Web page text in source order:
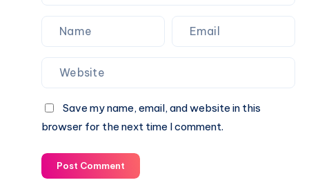
Save my name, email, and website in this
browser for the next time I comment.
Post Comment